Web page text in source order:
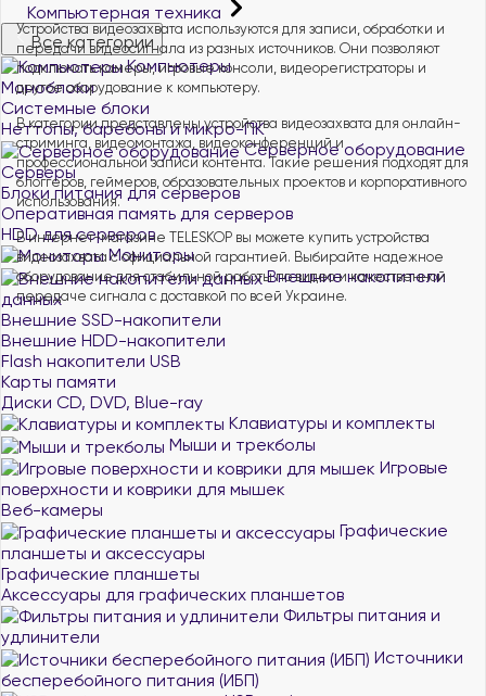
Компьютерная техника
Все категории
Компьютеры
Моноблоки
Системные блоки
Неттопы, баребоны и микро-ПК
Серверное оборудование
Серверы
Блоки питания для серверов
Оперативная память для серверов
HDD для серверов
Мониторы
Внешние накопители
данных
Внешние SSD-накопители
Внешние HDD-накопители
Flash накопители USB
Карты памяти
Диски CD, DVD, Blue-ray
Клавиатуры и комплекты
Мыши и трекболы
Игровые
поверхности и коврики для мышек
Веб-камеры
Графические
планшеты и аксессуары
Графические планшеты
Аксессуары для графических планшетов
Фильтры питания и
удлинители
Источники
бесперебойного питания (ИБП)
Устройства видеозахвата используются для записи, обработки и
передачи видеосигнала из разных источников. Они позволяют
подключать камеры, игровые консоли, видеорегистраторы и
другое оборудование к компьютеру.
В категории представлены устройства видеозахвата для онлайн-
стриминга, видеомонтажа, видеоконференций и
профессиональной записи контента. Такие решения подходят для
блоггеров, геймеров, образовательных проектов и корпоративного
использования.
В интернет-магазине TELESKOP вы можете купить устройства
видеозахвата с официальной гарантией. Выбирайте надежное
оборудование для стабильной работы по видео и качественной
передаче сигнала с доставкой по всей Украине.